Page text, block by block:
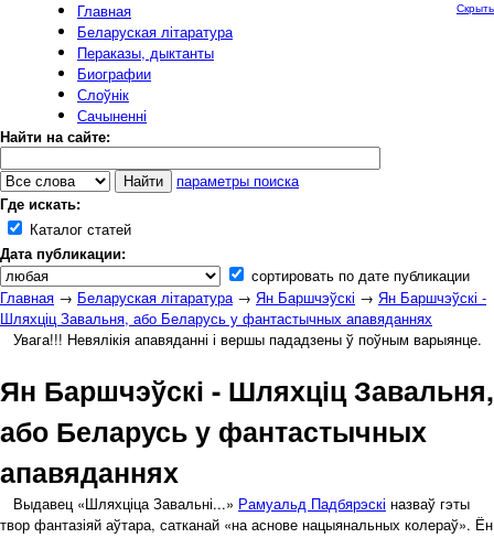
Главная
Беларуская літаратура
Пераказы, дыктанты
Биографии
Слоўнік
Сачыненні
Найти на сайте:
параметры поиска
Где искать:
Каталог статей
Дата публикации:
сортировать по дате публикации
Скрыть
Главная → Беларуская літаратура→ Ян Баршчэўскі → Ян Баршчэўскі -
Шляхціц Завальня, або Беларусь у фантастычных апавяданнях
Увага!!! Невялікія апавяданні і вершы пададзены ў поўным варыянце.
Ян Баршчэўскі - Шляхціц Завальня,
або Беларусь у фантастычных
апавяданнях
Выдавец «Шляхціца Завальні...» Рамуальд Падбярэскі назваў гэты
твор фантазіяй аўтара, сатканай «на аснове нацыянальных колераў». Ён